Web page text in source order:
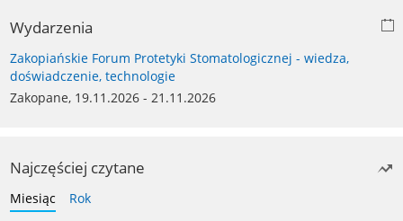
Wydarzenia
Zakopiańskie Forum Protetyki Stomatologicznej - wiedza,
doświadczenie, technologie
Zakopane, 19.11.2026 - 21.11.2026
Najczęściej czytane
Miesiąc
Rok